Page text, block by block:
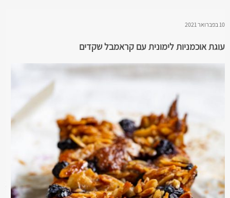
10 בפברואר 2021
עוגת אוכמניות לימונית עם קראמבל שקדים